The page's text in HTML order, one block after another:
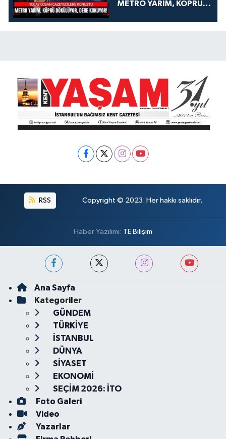
METRO YARIM, KÖPRÜ
KOKUYOR!
RSS Copyright © 2023. Her hakkı saklıdır.
Haber Yazılımı: TE Bilişim
Ana Sayfa
Kategoriler
GÜNDEM
TÜRKİYE
İSTANBUL
DÜNYA
SİYASET
EKONOMİ
SEÇİM 2026: İTO
Foto Galeri
Video
Yazarlar